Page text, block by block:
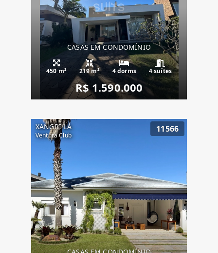
CASAS EM CONDOMÍNIO
450 m² 219 m² 4 dorms 4 suítes
R$ 1.590.000
XANGRI-LÁ
Ventura Club
11566